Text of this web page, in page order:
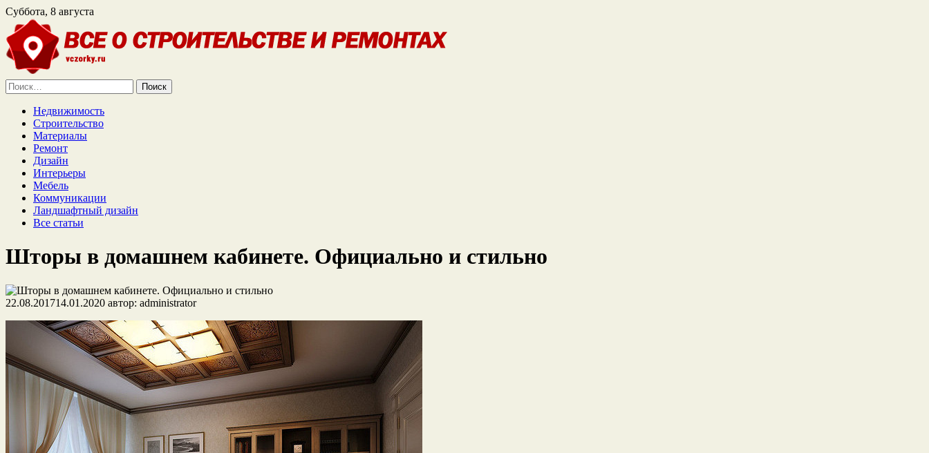
Суббота, 8 августа
Найти:
Недвижимость
Строительство
Материалы
Ремонт
Дизайн
Интерьеры
Мебель
Коммуникации
Ландшафтный дизайн
Все статьи
Шторы в домашнем кабинете. Официально и стильно
22.08.201714.01.2020 автор: administrator